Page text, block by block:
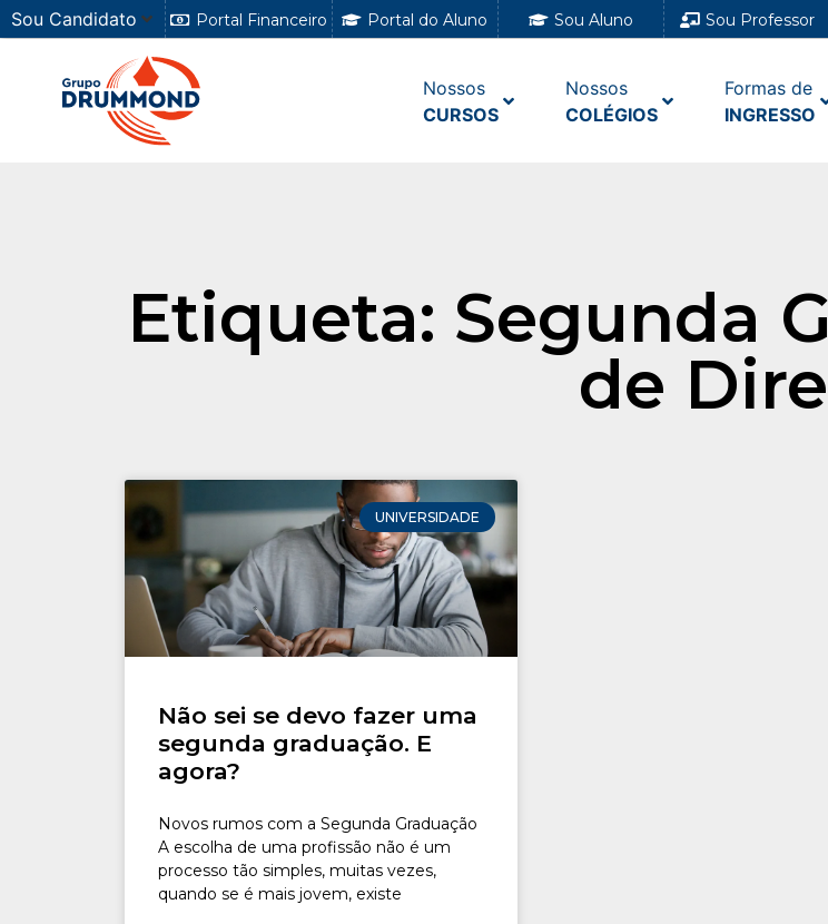
Sou Candidato Portal Financeiro Portal do Aluno Sou Aluno Sou Professor
Nossos
CURSOS
Nossos
COLÉGIOS
Formas de
INGRESSO
Etiqueta: Segunda
de
UNIVERSIDADE
Não sei se devo fazer uma
segunda graduação. E
agora?
Novos rumos com a Segunda Graduação
A escolha de uma profissão não é um
processo tão simples, muitas vezes,
quando se é mais jovem, existe